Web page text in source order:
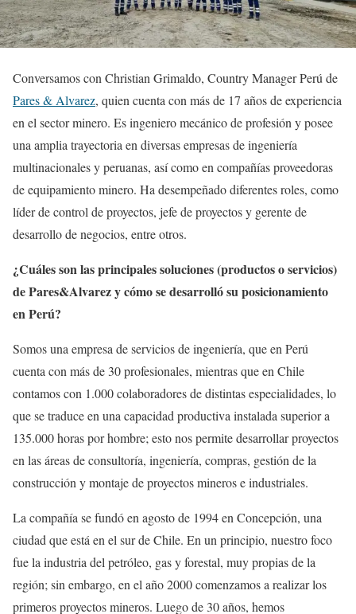
Conversamos con Christian Grimaldo, Country Manager Perú de
Pares & Alvarez, quien cuenta con más de 17 años de experiencia
en el sector minero. Es ingeniero mecánico de profesión y posee
una amplia trayectoria en diversas empresas de ingeniería
multinacionales y peruanas, así como en compañías proveedoras
de equipamiento minero. Ha desempeñado diferentes roles, como
líder de control de proyectos, jefe de proyectos y gerente de
desarrollo de negocios, entre otros.
¿Cuáles son las principales soluciones (productos o servicios)
de Pares&Alvarez y cómo se desarrolló su posicionamiento
en Perú?
Somos una empresa de servicios de ingeniería, que en Perú
cuenta con más de 30 profesionales, mientras que en Chile
contamos con 1.000 colaboradores de distintas especialidades, lo
que se traduce en una capacidad productiva instalada superior a
135.000 horas por hombre; esto nos permite desarrollar proyectos
en las áreas de consultoría, ingeniería, compras, gestión de la
construcción y montaje de proyectos mineros e industriales.
La compañía se fundó en agosto de 1994 en Concepción, una
ciudad que está en el sur de Chile. En un principio, nuestro foco
fue la industria del petróleo, gas y forestal, muy propias de la
región; sin embargo, en el año 2000 comenzamos a realizar los
primeros proyectos mineros. Luego de 30 años, hemos